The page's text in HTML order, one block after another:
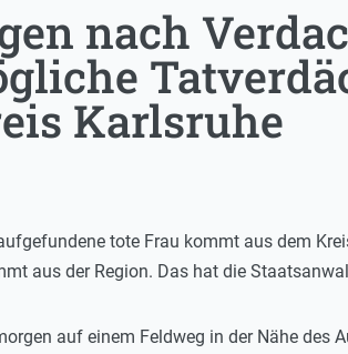
nach
Karlsruhe
tote Frau kommt aus dem
aus der Region. Das hat die
auf einem Feldweg in der Nähe des